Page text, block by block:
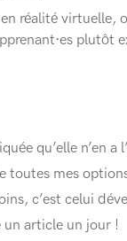
réalité virtuelle,
plutôt
qu’elle n’en a
mes
c’est celui
article un jour !